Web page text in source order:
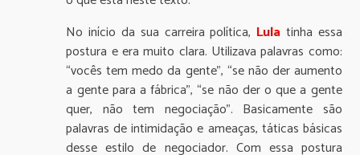
No início da sua carreira política, Lula tinha essa
postura e era muito clara. Utilizava palavras como:
“vocês tem medo da gente”, “se não der aumento
a gente para a fábrica”, “se não der o que a gente
quer, não tem negociação”. Basicamente são
palavras de intimidação e ameaças, táticas básicas
desse estilo de negociador. Com essa postura